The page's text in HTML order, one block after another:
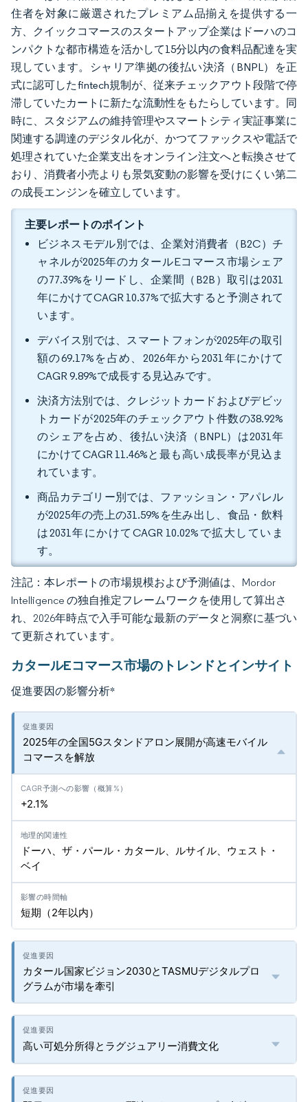
住者を対象に厳選されたプレミアム品揃えを提供する一
方、クイックコマースのスタートアップ企業はドーハのコ
ンパクトな都市構造を活かして15分以内の食料品配達を実
現しています。シャリア準拠の後払い決済（BNPL）を正
式に認可したfintech規制が、従来チェックアウト段階で停
滞していたカートに新たな流動性をもたらしています。同
時に、スタジアムの維持管理やスマートシティ実証事業に
関連する調達のデジタル化が、かつてファックスや電話で
処理されていた企業支出をオンライン注文へと転換させて
おり、消費者小売よりも景気変動の影響を受けにくい第二
の成長エンジンを確立しています。
主要レポートのポイント
ビジネスモデル別では、企業対消費者（B2C）チ
ャネルが2025年のカタールEコマース市場シェア
の77.39%をリードし、企業間（B2B）取引は2031
年にかけてCAGR 10.37%で拡大すると予測されて
います。
デバイス別では、スマートフォンが2025年の取引
額の69.17%を占め、2026年から2031年にかけて
CAGR 9.89%で成長する見込みです。
決済方法別では、クレジットカードおよびデビッ
トカードが2025年のチェックアウト件数の38.92%
のシェアを占め、後払い決済（BNPL）は2031年
にかけてCAGR 11.46%と最も高い成長率が見込ま
れています。
商品カテゴリー別では、ファッション・アパレル
が2025年の売上の31.59%を生み出し、食品・飲料
は2031年にかけてCAGR 10.02%で拡大していま
す。
注記：本レポートの市場規模および予測値は、Mordor
Intelligence の独自推定フレームワークを使用して算出さ
れ、2026年時点で入手可能な最新のデータと洞察に基づい
て更新されています。
カタールEコマース市場のトレンドとインサイト
促進要因の影響分析*
2025年の全国5Gスタンドアロン展開が高速モバイル
コマースを解放
+2.1%
ドーハ、ザ・パール・カタール、ルサイル、ウェスト・
ベイ
短期（2年以内）
カタール国家ビジョン2030とTASMUデジタルプロ
グラムが市場を牽引
高い可処分所得とラグジュアリー消費文化